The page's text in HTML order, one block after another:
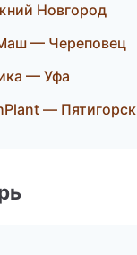
Новгород
— Череповец
— Уфа
— Пятигорск